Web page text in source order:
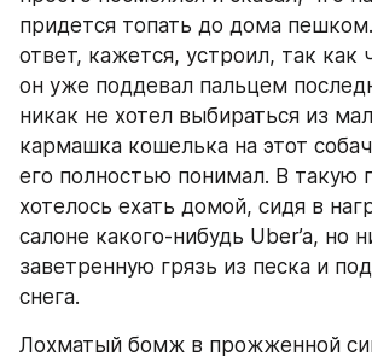
придется топать до дома
ответ, кажется, устроил, так как
он уже поддевал пальцем
никак не хотел выбираться из
кармашка кошелька на этот
его полностью понимал. В такую
хотелось ехать домой, сидя в
салоне какого-нибудь Uber’a, но
заветренную грязь из песка и
снега.
Лохматый бомж в прожженной